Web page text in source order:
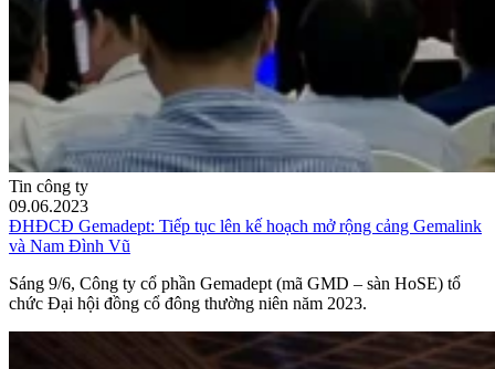
Tin công ty
09.06.2023
ĐHĐCĐ Gemadept: Tiếp tục lên kế hoạch mở rộng cảng Gemalink
và Nam Đình Vũ
Sáng 9/6, Công ty cổ phần Gemadept (mã GMD – sàn HoSE) tổ
chức Đại hội đồng cổ đông thường niên năm 2023.